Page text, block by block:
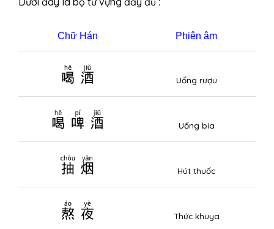
Chữ Hán Phiên âm
喝酒 Uống rượu
喝啤酒 Uống bia
抽烟 Hút thuốc
熬夜 Thức khuya